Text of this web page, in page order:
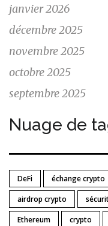
janvier 2026
décembre 2025
novembre 2025
octobre 2025
septembre 2025
Nuage de
DeFi échange crypto
airdrop crypto
Ethereum
crypto